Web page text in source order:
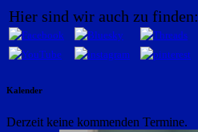
Hier sind wir auch zu finden:
Kalender
Derzeit keine kommenden Termine.